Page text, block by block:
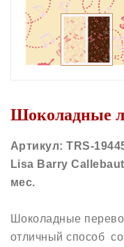
Шоколадные
Артикул:TRS-
Lisa Barry
мес.
Шоколадные
отличный способ